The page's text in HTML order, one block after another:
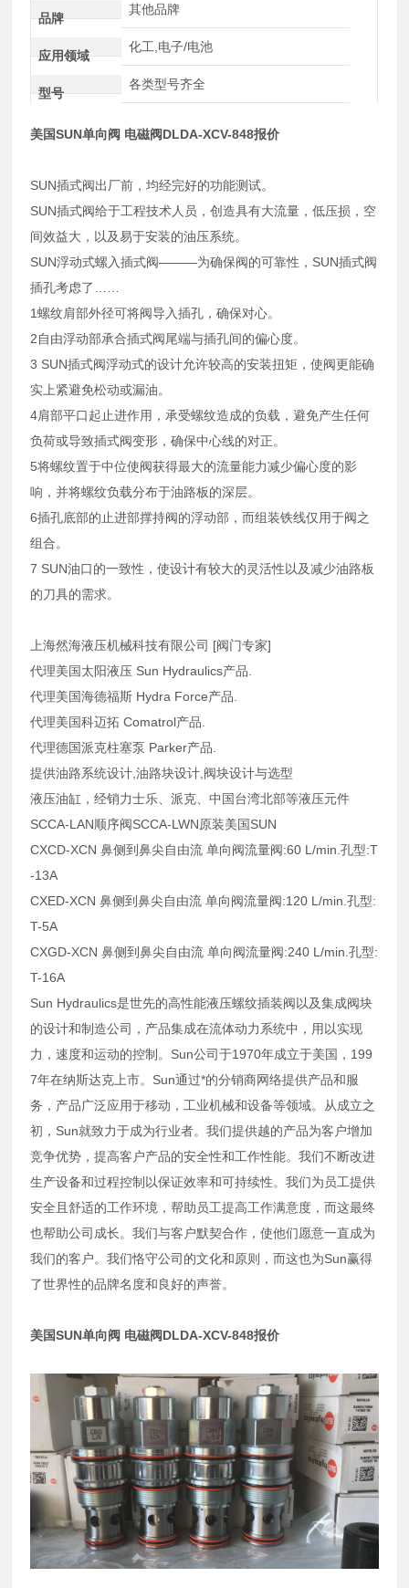
品牌
其他品牌
应用领域
化工,电子/电池
型号
各类型号齐全
美国SUN单向阀 电磁阀DLDA-XCV-848报价
SUN插式阀出厂前，均经完好的功能测试。
SUN插式阀给于工程技术人员，创造具有大流量，低压损，空
间效益大，以及易于安装的油压系统。
SUN浮动式螺入插式阀———为确保阀的可靠性，SUN插式阀
插孔考虑了……
1螺纹肩部外径可将阀导入插孔，确保对心。
2自由浮动部承合插式阀尾端与插孔间的偏心度。
3 SUN插式阀浮动式的设计允许较高的安装扭矩，使阀更能确
实上紧避免松动或漏油。
4肩部平口起止进作用，承受螺纹造成的负载，避免产生任何
负荷或导致插式阀变形，确保中心线的对正。
5将螺纹置于中位使阀获得最大的流量能力减少偏心度的影
响，并将螺纹负载分布于油路板的深层。
6插孔底部的止进部撑持阀的浮动部，而组装铁线仅用于阀之
组合。
7 SUN油口的一致性，使设计有较大的灵活性以及减少油路板
的刀具的需求。
上海然海液压机械科技有限公司 [阀门专家]
代理美国太阳液压 Sun Hydraulics产品.
代理美国海德福斯 Hydra Force产品.
代理美国科迈拓 Comatrol产品.
代理德国派克柱塞泵 Parker产品.
提供油路系统设计,油路块设计,阀块设计与选型
液压油缸，经销力士乐、派克、中国台湾北部等液压元件
SCCA-LAN顺序阀SCCA-LWN原装美国SUN
CXCD-XCN 鼻侧到鼻尖自由流 单向阀流量阀:60 L/min.孔型:T
-13A
CXED-XCN 鼻侧到鼻尖自由流 单向阀流量阀:120 L/min.孔型:
T-5A
CXGD-XCN 鼻侧到鼻尖自由流 单向阀流量阀:240 L/min.孔型:
T-16A
Sun Hydraulics是世先的高性能液压螺纹插装阀以及集成阀块
的设计和制造公司，产品集成在流体动力系统中，用以实现
力，速度和运动的控制。Sun公司于1970年成立于美国，199
7年在纳斯达克上市。Sun通过*的分销商网络提供产品和服
务，产品广泛应用于移动，工业机械和设备等领域。从成立之
初，Sun就致力于成为行业者。我们提供越的产品为客户增加
竞争优势，提高客户产品的安全性和工作性能。我们不断改进
生产设备和过程控制以保证效率和可持续性。我们为员工提供
安全且舒适的工作环境，帮助员工提高工作满意度，而这最终
也帮助公司成长。我们与客户默契合作，使他们愿意一直成为
我们的客户。我们恪守公司的文化和原则，而这也为Sun赢得
了世界性的品牌名度和良好的声誉。
美国SUN单向阀 电磁阀DLDA-XCV-848报价